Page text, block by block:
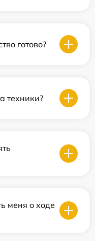
готово?
техники?
меня о ходе